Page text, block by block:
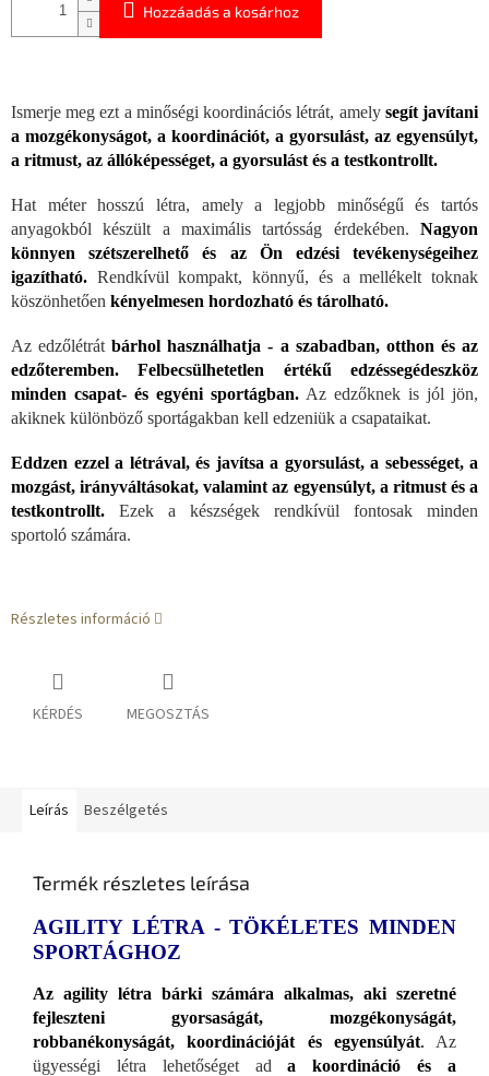
Hozzáadás a kosárhoz
Ismerje meg ezt a minőségi koordinációs létrát, amely segít javítani
a mozgékonyságot, a koordinációt, a gyorsulást, az egyensúlyt,
a ritmust, az állóképességet, a gyorsulást és a testkontrollt.
Hat méter hosszú létra, amely a legjobb minőségű és tartós
anyagokból készült a maximális tartósság érdekében.
Nagyon
könnyen szétszerelhető és az Ön edzési tevékenységeihez
igazítható. Rendkívül kompakt, könnyű, és a mellékelt toknak
köszönhetően kényelmesen hordozható és tárolható.
Az edzőlétrát bárhol használhatja - a szabadban, otthon és az
edzőteremben.
Felbecsülhetetlen értékű edzéssegédeszköz
minden csapat- és egyéni sportágban. Az edzőknek is jól jön,
akiknek különböző sportágakban kell edzeniük a csapataikat.
Eddzen ezzel a létrával, és javítsa a gyorsulást, a sebességet, a
mozgást, irányváltásokat, valamint az egyensúlyt, a ritmust és a
testkontrollt. Ezek a készségek rendkívül fontosak minden
sportoló számára.
Részletes információ
KÉRDÉS MEGOSZTÁS
Leírás Beszélgetés
Termék részletes leírása
AGILITY LÉTRA - TÖKÉLETES MINDEN
SPORTÁGHOZ
Az agility létra bárki számára alkalmas, aki szeretné
fejleszteni gyorsaságát, mozgékonyságát,
robbanékonyságát, koordinációját és egyensúlyát. Az
ügyességi létra lehetőséget ada koordináció és a